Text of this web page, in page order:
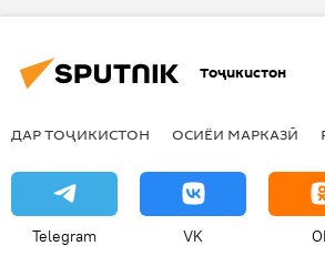
Тоҷикистон
ДАР ТОҶИКИСТОН ОСИЁИ МАРКАЗӢ
Telegram VK